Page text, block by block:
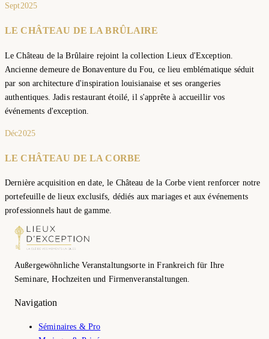
Sept2025
LE CHÂTEAU DE LA BRÛLAIRE
Le Château de la Brûlaire rejoint la collection Lieux d'Exception.
Ancienne demeure de Bonaventure du Fou, ce lieu emblématique séduit
par son architecture d'inspiration louisianaise et ses orangeries
authentiques. Jadis restaurant étoilé, il s'apprête à accueillir vos
événements d'exception.
Déc2025
LE CHÂTEAU DE LA CORBE
Dernière acquisition en date, le Château de la Corbe vient renforcer notre
portefeuille de lieux exclusifs, dédiés aux mariages et aux événements
professionnels haut de gamme.
Außergewöhnliche Veranstaltungsorte in Frankreich für Ihre
Seminare, Hochzeiten und Firmenveranstaltungen.
Navigation
Séminaires & Pro